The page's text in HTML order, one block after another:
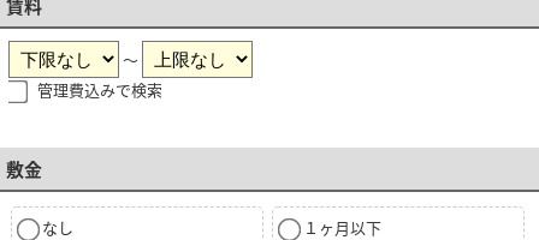
賃料
～
管理費込みで検索
敷金
なし １ヶ月以下